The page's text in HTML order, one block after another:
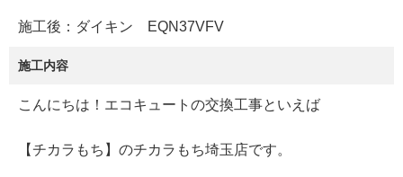
施工後：ダイキン EQN37VFV
施工内容
こんにちは！エコキュートの交換工事といえば
【チカラもち】のチカラもち埼玉店です。